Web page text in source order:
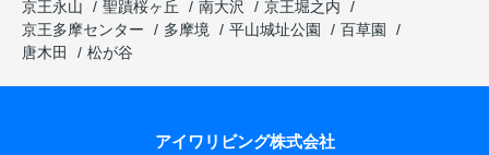
京王永山
聖蹟桜ヶ丘 南大沢
京王堀之内
京王多摩センター
多摩境 平山城址公園
百草園
唐木田
松が谷
アイワリビング株式会社